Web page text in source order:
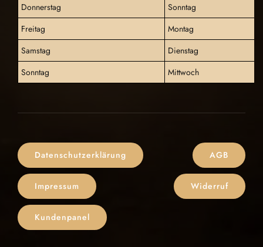
Donnerstag
Sonntag
Freitag
Montag
Samstag
Dienstag
Sonntag
Mittwoch
Datenschutzerklärung AGB
Impressum Widerruf
Kundenpanel